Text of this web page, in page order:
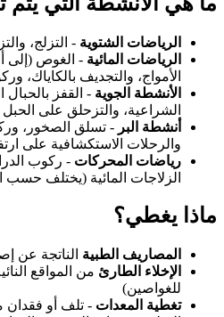
الرياضات الشتوية - التزلج،
الرياضات المائية - الغوص (إلى
الأمواج، والتجديف بالكاياك،
الأنشطة الجوية - القفز
الشراعية، والتزحلق على الحبل
أنشطة البر - تسلق الصخور،
والرحلات الاستكشافية على
رياضات المحركات - ركوب
الزلاجات المائية (يختلف حسب
ماذا يغطي؟
المصاريف الطبية الناتجة عن
الإخلاء الطارئ من المواقع
للغواصين)
تغطية المعدات - تلف أو فقدان